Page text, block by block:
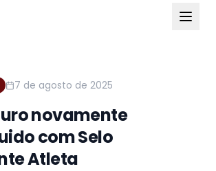
7 de agosto de 2025
novamente
com Selo
Atleta